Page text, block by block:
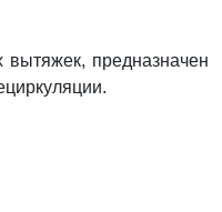
вытяжек, предназначен